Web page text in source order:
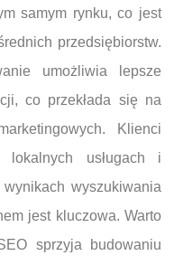
samym rynku, co jest
przedsiębiorstw.
umożliwia lepsze
co przekłada się na
Klienci
usługach i
wyszukiwania
jest kluczowa. Warto
sprzyja budowaniu